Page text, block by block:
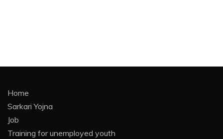
Home
Sarkari Yojna
Job
Training for unemployed youth